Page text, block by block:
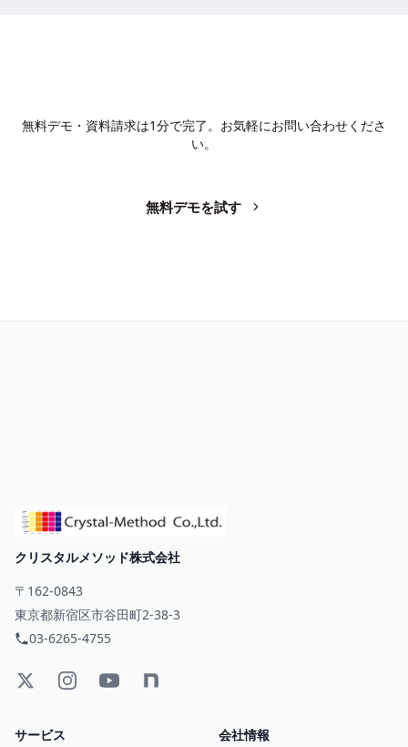
無料デモ・資料請求は1分で完了。お気軽にお問い合わせくださ
い。
無料デモを試す
クリスタルメソッド株式会社
〒162-0843
東京都新宿区市谷田町2-38-3
03-6265-4755
サービス
会社情報